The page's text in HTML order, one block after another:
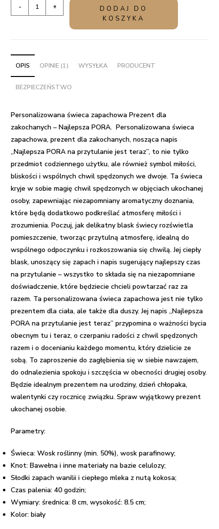
Personalizowana
Prezent
dla
zakochanych
PORA
- +
DODAJ DO
KOSZYKA
OPIS OPINIE (1) WYSYŁKA PRODUCENT
BEZPIECZEŃSTWO
Personalizowana świeca zapachowa Prezent dla
zakochanych – Najlepsza PORA.Personalizowana świeca
zapachowa, prezent dla zakochanych, nosząca napis
„Najlepsza PORA na przytulanie jest teraz”, to nie tylko
przedmiot codziennego użytku, ale również symbol miłości,
bliskości i wspólnych chwil spędzonych we dwoje. Ta świeca
kryje w sobie magię chwil spędzonych w objęciach ukochanej
osoby, zapewniając niezapomniany aromatyczny doznania,
które będą dodatkowo podkreślać atmosferę miłości i
zrozumienia. Poczuj, jak delikatny blask świecy rozświetla
pomieszczenie, tworząc przytulną atmosferę, idealną do
wspólnego odpoczynku i rozkoszowania się chwilą. Jej ciepły
blask, unoszący się zapach i napis sugerujący najlepszy czas
na przytulanie – wszystko to składa się na niezapomniane
doświadczenie, które będziecie chcieli powtarzać raz za
razem. Ta personalizowana świeca zapachowa jest nie tylko
prezentem dla ciała, ale także dla duszy. Jej napis „Najlepsza
PORA na przytulanie jest teraz” przypomina o ważności bycia
obecnym tu i teraz, o czerpaniu radości z chwil spędzonych
razem i o docenianiu każdego momentu, który dzielicie ze
sobą. To zaproszenie do zagłębienia się w siebie nawzajem,
do odnalezienia spokoju i szczęścia w obecności drugiej osoby.
Będzie idealnym prezentem na urodziny, dzień chłopaka,
walentynki czy rocznicę związku. Spraw wyjątkowy prezent
ukochanej osobie.
Parametry:
Świeca: Wosk roślinny (min. 50%), wosk parafinowy;
Knot: Bawełna i inne materiały na bazie celulozy;
Słodki zapach wanilii i ciepłego mleka z nutą kokosa;
Czas palenia: 40 godzin;
Wymiary: średnica: 8 cm, wysokość:8.5 cm;
Kolor: biały